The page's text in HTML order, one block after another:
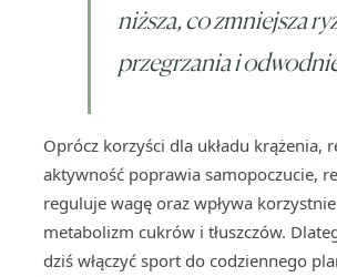
niższa, co zmniejsza
przegrzania i
Oprócz korzyści dla układu krążenia,
aktywność poprawia samopoczucie,
reguluje wagę oraz wpływa
metabolizm cukrów i tłuszczów.
dziś włączyć sport do codziennego